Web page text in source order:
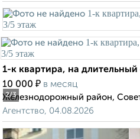
2/3
1-к квартира, на
10 000 ₽ в месяц
Железнодорожный район,
Агентство, 04.08.2026